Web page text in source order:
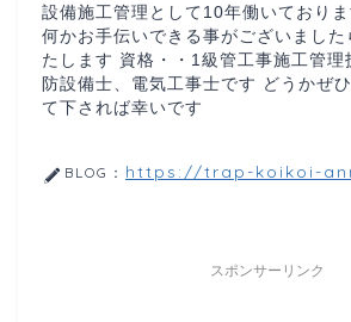
設備施工管理として10年働いており
何かお手伝いできる事がございまし
たします 資格・・1級管工事施工管
防設備士、電気工事士です どうかぜ
て下されば幸いです
BLOG： https://trap-koikoi-
スポンサーリンク